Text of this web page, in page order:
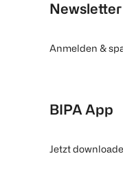
Newsletter
Anmelden &
BIPA App
Jetzt